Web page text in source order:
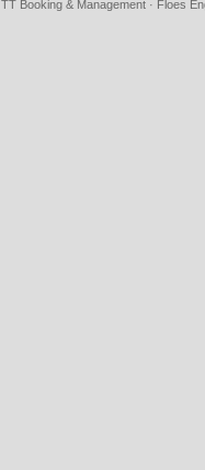
TT Booking & Management · Floes